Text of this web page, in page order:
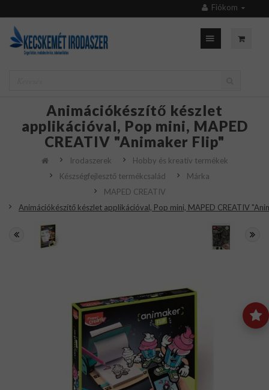
Fiókom
Animációkészítő készlet
applikációval, Pop mini, MAPED
CREATIV "Animaker Flip"
Irodaszerek
Hobby és kreatív termékek
Készségfejlesztő termékcsalád
Márka
MAPED CREATIV
Animációkészítő készlet applikációval, Pop mini, MAPED CREATIV